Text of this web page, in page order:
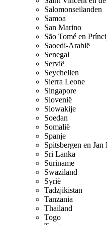
Salomonseilanden
Samoa
San Marino
São Tomé en
Saoedi-Arabië
Senegal
Servië
Seychellen
Sierra Leone
Singapore
Slovenië
Slowakije
Soedan
Somalië
Spanje
Spitsbergen en Jan
Sri Lanka
Suriname
Swaziland
Syrië
Tadzjikistan
Tanzania
Thailand
Togo